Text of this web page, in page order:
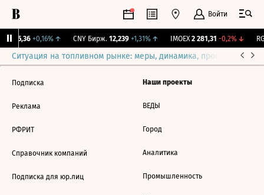
Войти
115,36 +0,16%↑ CNY Бирж. 12,239 +1,31%↑ IMOEX 2 281,31 -0,2%↓
Ситуация на топливном рынке: меры, динамика, прогнозы
Подписка
Реклама
РФРИТ
Справочник компаний
Подписка для юр.лиц
Наши проекты
ВЕДЫ
Город
Аналитика
Промышленность